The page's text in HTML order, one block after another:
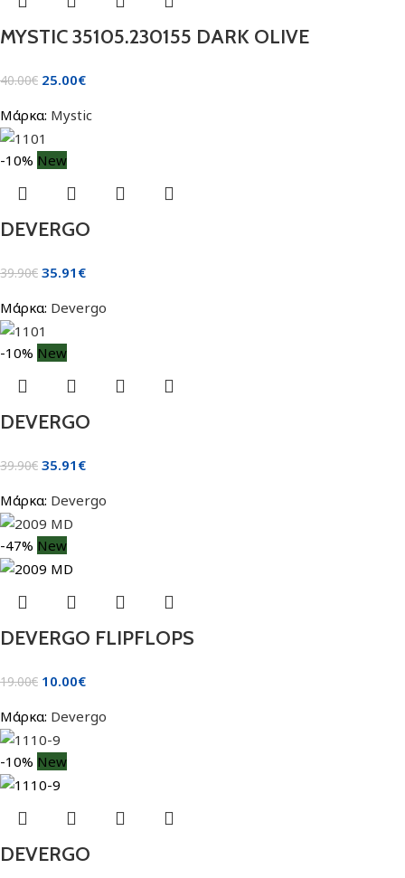
MYSTIC 35105.230155 DARK OLIVE
40.00€ 25.00€
Μάρκα: Mystic
-10% New
DEVERGO
39.90€ 35.91 €
Μάρκα: Devergo
-10% New
DEVERGO
39.90€ 35.91 €
Μάρκα: Devergo
-47% New
DEVERGO FLIPFLOPS
19.00€ 10.00€
Μάρκα: Devergo
-10% New
DEVERGO